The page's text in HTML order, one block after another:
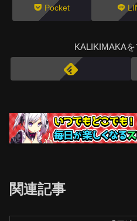
Pocket
KALIKIMAKA
関連記事